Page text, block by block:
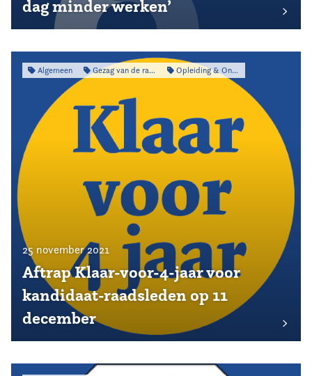
dag minder werken’
Algemeen Gezag van de raad Opleiding & Ontwikkeling
25 november 2021
Aftrap Klaar-voor-4-jaar voor
kandidaat-raadsleden op 11
december